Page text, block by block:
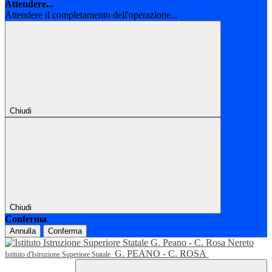
Attendere...
Attendere il completamento dell'operazione...
Chiudi
Chiudi
Conferma
Annulla Conferma
Istituto d'Istruzione Superiore Statale G. PEANO - C. ROSA